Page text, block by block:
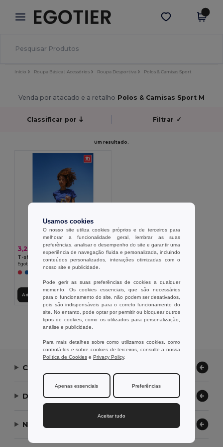
× App Egotier
Melhores preços na app!
Obter app
Início Roupa Básica | Acessórios Roupa Desportiva Polos & Camisas Sport
Venda por atacado e a retalho Polos & Camisas Sport M
Classificar por Filtrar ✓
Um resultado.
3,28 €
T-shirt técnica para senhora
Egotier 30128
Adicionar ao Carrinho
Exibindo Todos Os Produtos.
Contate-nos
Deixe-nos ajudar
Nossa Empresa
Usamos cookies
O nosso site utiliza cookies próprios e de terceiros para
melhorar a funcionalidade geral, lembrar as suas
preferências, analisar o desempenho do site e garantir uma
experiência de navegação fluida e personalizada, incluindo
conteúdos personalizados, interações otimizadas com o
nosso site e publicidade.
Pode gerir as suas preferências de cookies a qualquer
momento. Os cookies essenciais, que são necessários
para o funcionamento do site, não podem ser desativados,
pois são indispensáveis para o correto funcionamento do
site. No entanto, pode optar por permitir ou bloquear outros
tipos de cookies, como os utilizados para personalização,
análise e publicidade.
Para mais detalhes sobre como utilizamos cookies, como
controlá-los e sobre cookies de terceiros, consulte a nossa
Política de Cookies e Privacy Policy.
Apenas essenciais Preferências
Aceitar tudo